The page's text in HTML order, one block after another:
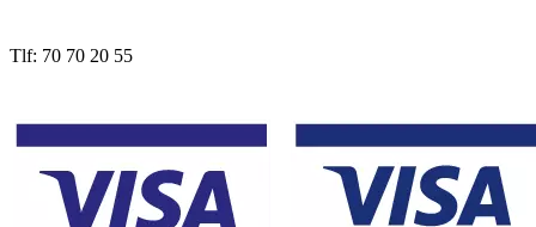
Tlf: 70 70 20 55